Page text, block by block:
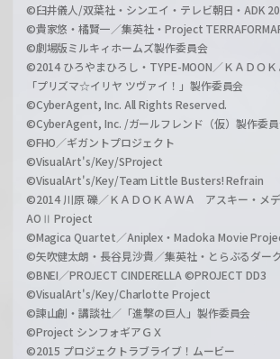
©臼井儀人/双葉社・シンエイ・テレビ朝日・ADK
©貴家悠・橘賢一／集英社・Project
©劇場版ミルキィホームズ製作委員会
©2014 ひろやまひろし・TYPE-MOON／ＫＡＤＯ
「プリズマ☆イリヤ ツヴァイ！」製作委員会
©CyberAgent, Inc. All Rights Reserved.
©CyberAgent, Inc. /ガールフレンド（仮）製作委
©FHO／ギガントプロジェクト
©VisualArt's/Key/SProject
©VisualArt's/Key/Team Little Busters! Refrain
©2014 川原 礫／ＫＡＤＯＫＡＷＡ アスキー・メ
AOⅡ Project
©Magica Quartet／Aniplex・Madoka Movie
©矢吹健太朗・長谷見沙貴／集英社・とらぶるダー
©BNEI／PROJECT CINDERELLA ©PROJECT DD3
©VisualArt's/Key/Charlotte Project
©諫山創・講談社／「進撃の巨人」製作委員会
©Project シンフォギアＧＸ
©2015 プロジェクトラブライブ！ムービー